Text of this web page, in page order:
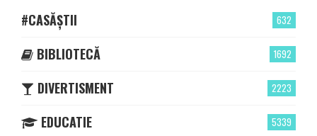
632
#CASĂȘTII
1692
BIBLIOTECĂ
2223
DIVERTISMENT
5339
EDUCATIE